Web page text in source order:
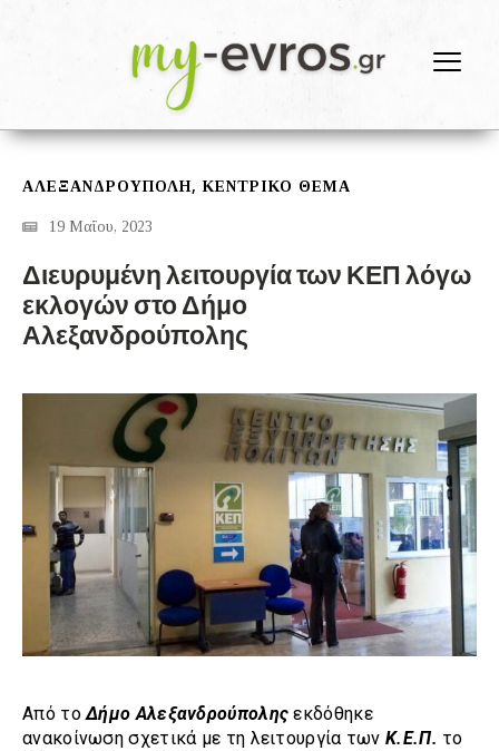
ΑΛΕΞΑΝΔΡΟΎΠΟΛΗ,ΚΕΝΤΡΙΚΟ ΘΕΜΑ
19 Μαΐου, 2023
Διευρυμένη λειτουργία των ΚΕΠ λόγω
εκλογών στο Δήμο
Αλεξανδρούπολης
Από τοΔήμο Αλεξανδρούπολης εκδόθηκε
ανακοίνωση σχετικά με τη λειτουργία των Κ.Ε.Π. το